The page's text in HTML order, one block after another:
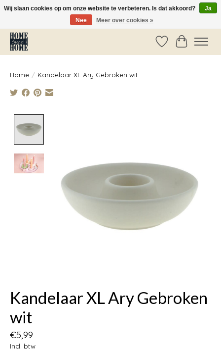
Vóór 14:00 besteld, dezelfde dag verzonden!
Verlanglijst
Home / Kandelaar XL Ary Gebroken wit
Kandelaar XL Ary Gebroken
wit
€5,99
Incl. btw
Wij slaan cookies op om onze website te verbeteren. Is dat akkoord?
Ja
Nee
Meer over cookies »